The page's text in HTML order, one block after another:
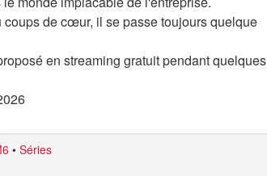
de cœur, il se passe toujours quelque
en streaming gratuit pendant quelques
• Séries